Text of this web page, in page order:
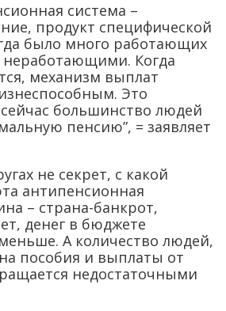
система –
продукт специфической
было много работающих
Когда
механизм выплат
Это
большинство людей
пенсию”, = заявляет
не секрет, с какой
антипенсионная
– страна-банкрот,
денег в бюджете
А количество людей,
пособия и выплаты от
недостаточными